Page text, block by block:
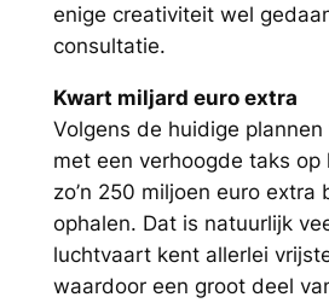
enige creativiteit wel
consultatie.
Kwart miljard euro extra
Volgens de huidige
met een verhoogde taks op
zo’n 250 miljoen euro extra
ophalen. Dat is natuurlijk
luchtvaart kent allerlei
waardoor een groot deel